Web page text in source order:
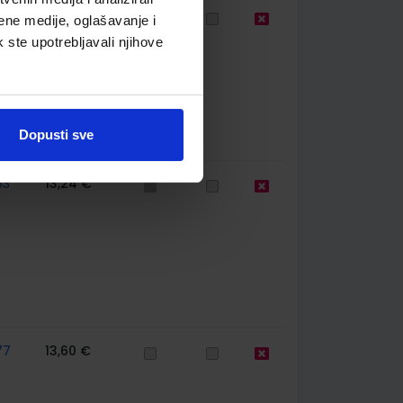
medije, oglašavanje i
ste upotrebljavali njihove
Dopusti sve
26,47 €
13,24 €
13,60 €